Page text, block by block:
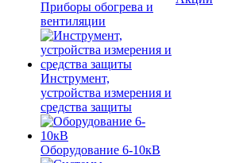
Приборы обогрева и
вентиляции
Инструмент,
устройства измерения и
средства защиты
Оборудование 6-10кВ